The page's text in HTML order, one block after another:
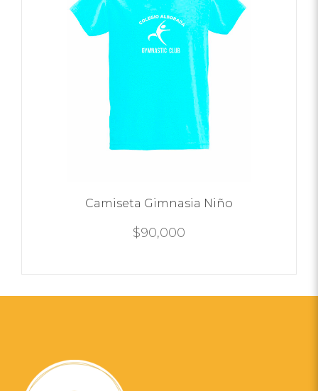
Camiseta Gimnasia Niño
$90,000